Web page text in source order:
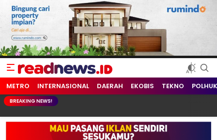
readnews.id
Berita Terkini, Update Terbaru Hari ini dari Indonesia dan Dunia
METRO INTERNASIONAL DAERAH EKOBIS TEKNO
BREAKING NEWS!